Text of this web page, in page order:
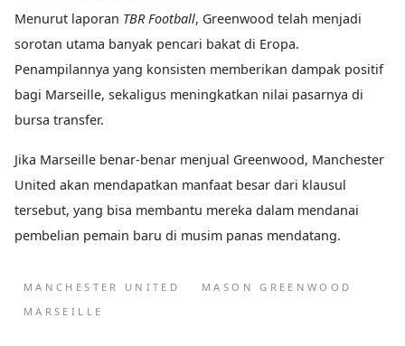
Menurut laporan TBR Football, Greenwood telah menjadi
sorotan utama banyak pencari bakat di Eropa.
Penampilannya yang konsisten memberikan dampak positif
bagi Marseille, sekaligus meningkatkan nilai pasarnya di
bursa transfer.
Jika Marseille benar-benar menjual Greenwood, Manchester
United akan mendapatkan manfaat besar dari klausul
tersebut, yang bisa membantu mereka dalam mendanai
pembelian pemain baru di musim panas mendatang.
MANCHESTER UNITED
MASON GREENWOOD
MARSEILLE